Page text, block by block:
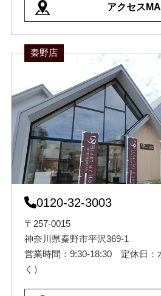
アクセス
秦野店
0120-32-3003
〒257-0015
神奈川県秦野市平沢369-1
営業時間：9:30-18:30 定休日：
く）